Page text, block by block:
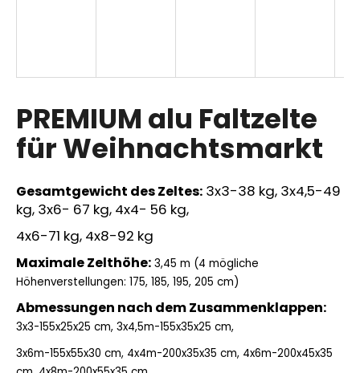
PREMIUM alu Faltzelte
für Weihnachtsmarkt
Gesamtgewicht des Zeltes: 3x3-38 kg, 3x4,5-49
kg, 3x6- 67 kg, 4x4- 56 kg,
4x6-71 kg, 4x8-92 kg
Maximale Zelthöhe: 3,45 m (4 mögliche
Höhenverstellungen: 175, 185, 195, 205 cm)
Abmessungen nach dem Zusammenklappen:
3x3-155x25x25 cm, 3x4,5m-155x35x25 cm,
3x6m-155x55x30 cm, 4x4m-200x35x35 cm, 4x6m-200x45x35
O